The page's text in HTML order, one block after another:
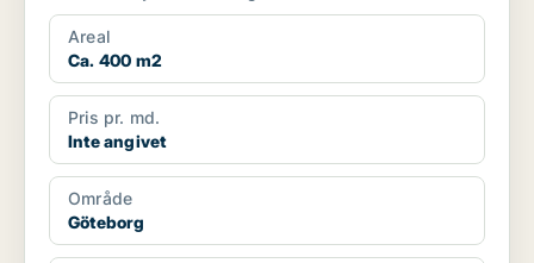
Areal
Ca. 400 m2
Pris pr. md.
Inte angivet
Område
Göteborg